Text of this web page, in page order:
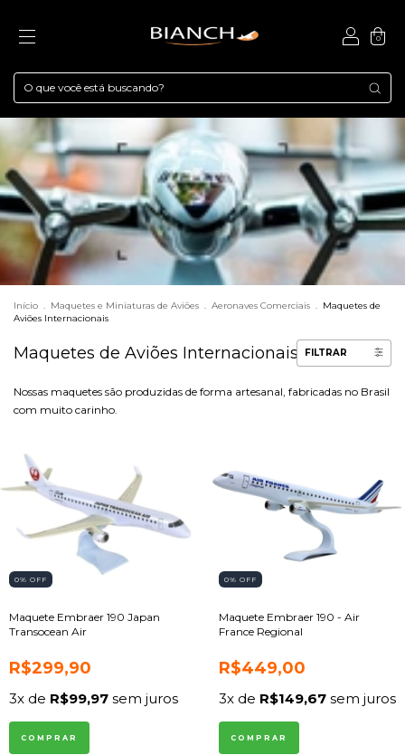
0
Início . Maquetes e Miniaturas de Aviões . Aeronaves Comerciais . Maquetes de
Aviões Internacionais
Maquetes de Aviões Internacionais FILTRAR
Nossas maquetes são produzidas de forma artesanal, fabricadas no Brasil
com muito carinho.
0% OFF
Maquete Embraer 190 Japan
Transocean Air
R$299,90
3x de R$99,97 sem juros
0% OFF
Maquete Embraer 190 - Air
France Regional
R$449,00
3x de R$149,67sem juros